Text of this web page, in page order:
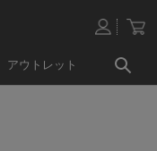
アウトレット